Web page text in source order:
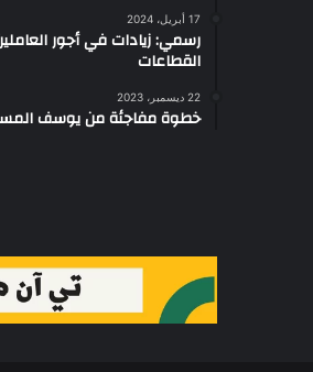
17 أبريل، 2024
رسمي: زيادات في أجور
القطاعات
22 ديسمبر، 2023
خطوة مفاجئة من يوسف